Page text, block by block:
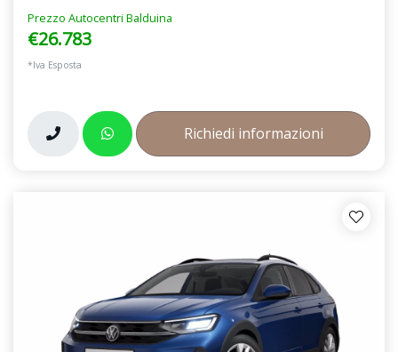
Prezzo Autocentri Balduina
€26.783
*Iva Esposta
Richiedi informazioni